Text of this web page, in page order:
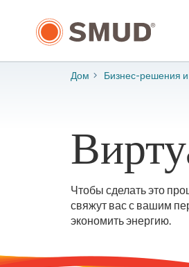
основному
Дом Бизнес-решения и
Чтобы сделать это
свяжут вас с вашим
экономить энергию.